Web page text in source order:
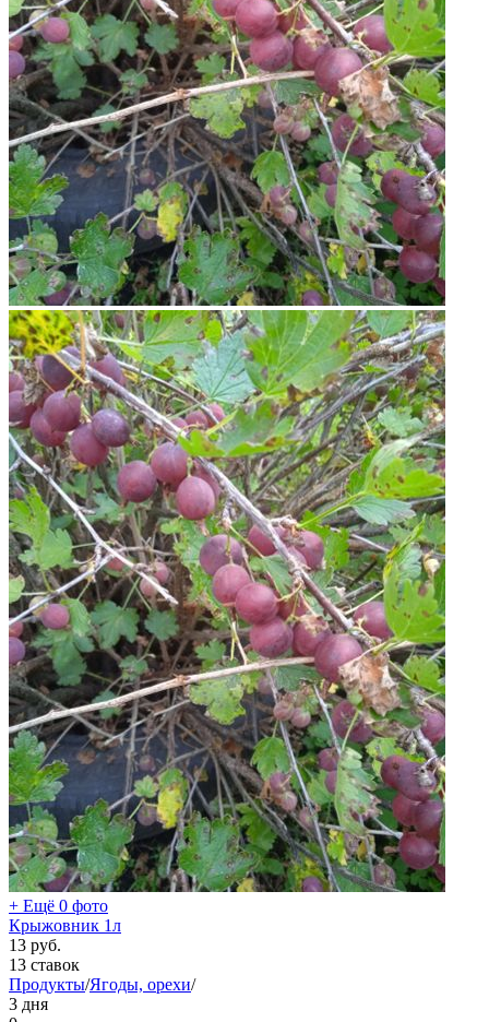
+ Ещё 0 фото
Крыжовник 1л
13 руб.
13 ставок
Продукты/Ягоды, орехи/
3 дня